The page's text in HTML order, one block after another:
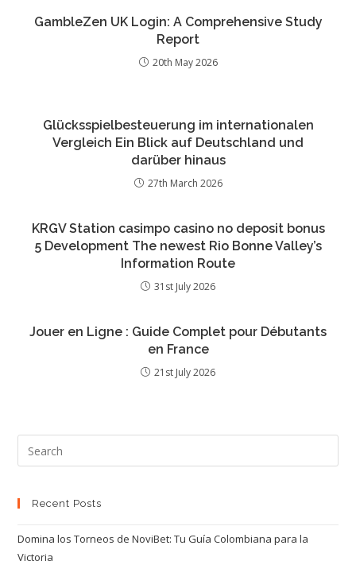
GambleZen UK Login: A Comprehensive Study
Report
20th May 2026
Glücksspielbesteuerung im internationalen
Vergleich Ein Blick auf Deutschland und
darüber hinaus
27th March 2026
KRGV Station casimpo casino no deposit bonus
5 Development The newest Rio Bonne Valley’s
Information Route
31st July 2026
Jouer en Ligne : Guide Complet pour Débutants
en France
21st July 2026
Recent Posts
Domina los Torneos de NoviBet: Tu Guía Colombiana para la
Victoria